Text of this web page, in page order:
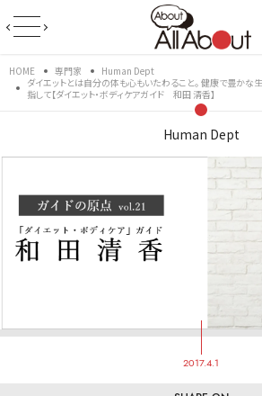
HOME 専門家
Human Dept
ダイエットとは自分の体も心もいたわること。 健康で豊か
指して【ダイエット・ボディケアガイド 和田 清香】
Human Dept
2017.4.1